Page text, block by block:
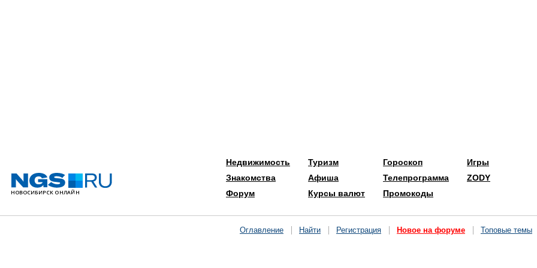
Недвижимость
Знакомства
Форум
Туризм
Афиша
Курсы валют
Гороскоп
Телепрограмма
Промокоды
Игры
ZODY
Оглавление Найти Регистрация Новое на форуме Топовые темы